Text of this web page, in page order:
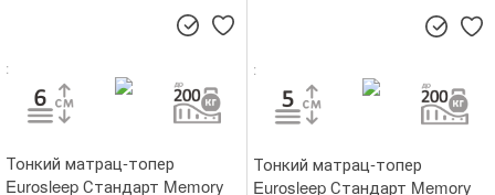
Тонкий матрац-топер
Eurosleep Стандарт Memory
Тонкий матрац-топер
Eurosleep Стандарт Memory